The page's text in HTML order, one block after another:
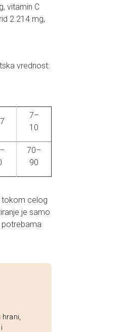
vitamin C
2.214 mg,
vrednost:
7–
10
70–
90
tokom celog
je samo
potrebama